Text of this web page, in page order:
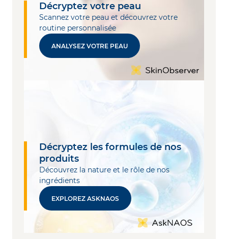
Décryptez votre peau
Scannez votre peau et découvrez votre
routine personnalisée
ANALYSEZ VOTRE PEAU
Décryptez les formules de nos
produits
Découvrez la nature et le rôle de nos
ingrédients
EXPLOREZ ASKNAOS